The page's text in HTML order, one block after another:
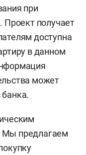
при
Проект получает
доступна
в данном
может
Мы предлагаем